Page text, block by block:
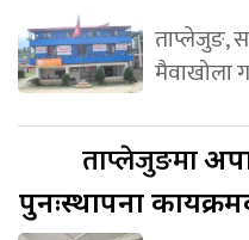
ताप्लेजुङ,
मैवाखोला
ताप्लेजुङमा
पुनःस्थापना